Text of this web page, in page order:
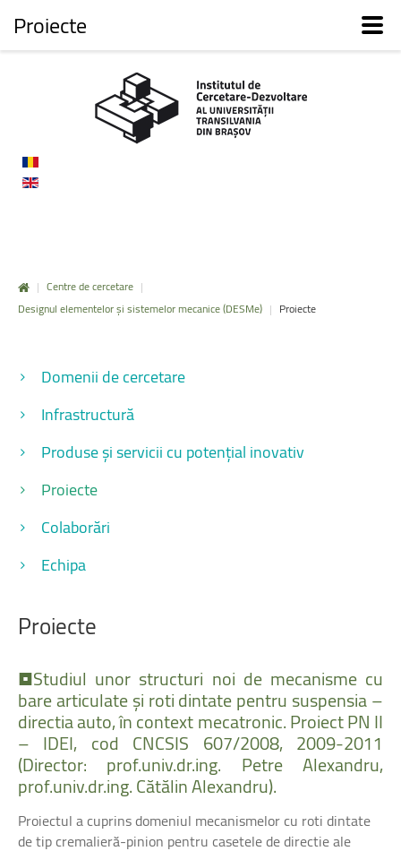
| Centre de cercetare |
Designul elementelor și sistemelor mecanice (DESMe) | Proiecte
Domenii de cercetare
Infrastructură
Produse și servicii cu potențial inovativ
Proiecte
Colaborări
Echipa
Proiecte
•Studiul unor structuri noi de mecanisme cu
barearticulateşi rotidintatepentru suspensia–
directiaauto,încontextmecatronic.ProiectPN II
– IDEI, cod CNCSIS 607/2008, 2009-2011
(Director: prof.univ.dr.ing. Petre Alexandru,
prof.univ.dr.ing.CătălinAlexandru).
Proiectul a cuprins domeniul mecanismelor cu roti dintate
de tip cremalieră-pinion pentru casetele de directie ale
Proiecte